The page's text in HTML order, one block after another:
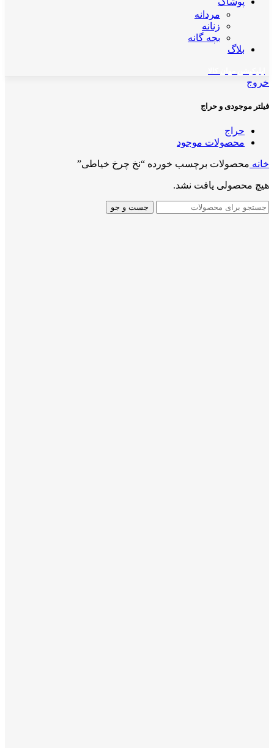
مردانه
زنانه
بچه گانه
بلاگ
خروج
فیلتر موجودی و حراج
حراج
محصولات موجود
خانه محصولات برچسب خورده “نخ چرخ خیاطی”
هیچ محصولی یافت نشد.
جست و جو